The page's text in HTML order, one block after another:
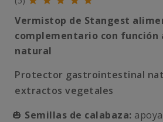
Vermistop de Stangest
complementario con
natural
Protector gastrointestinal
extractos vegetales
🎃 Semillas de calabaza: